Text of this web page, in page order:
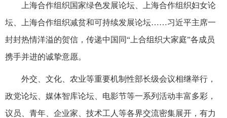
上海合作组织国家绿色发展论坛、上海合作组织妇女论
坛、上海合作组织减贫和可持续发展论坛……习近平主席一
封封热情洋溢的贺信，传递中国同“上合组织大家庭”各成员
携手并进的诚挚意愿。
外交、文化、农业等重要机制性部长级会议相继举行，
政党论坛、媒体智库论坛、电影节等一系列活动丰富多彩，
议员、青年、企业家、技术工人等各界交流密集展开，有力